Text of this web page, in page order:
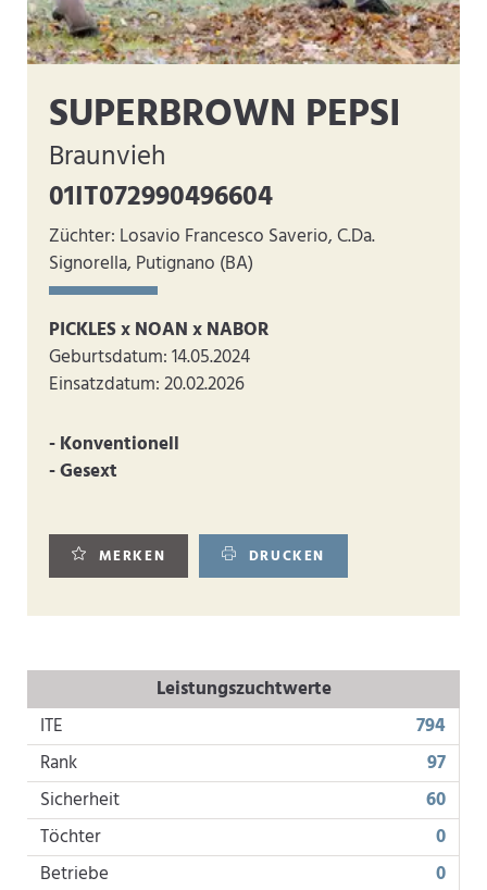
SUPERBROWN PEPSI
Braunvieh
01IT072990496604
Züchter: Losavio Francesco Saverio, C.Da.
Signorella, Putignano (BA)
PICKLES x NOAN x NABOR
Geburtsdatum: 14.05.2024
Einsatzdatum: 20.02.2026
- Konventionell
- Gesext
MERKEN DRUCKEN
Leistungszuchtwerte
ITE
794
Rank
97
Sicherheit
60
Töchter
0
Betriebe
0